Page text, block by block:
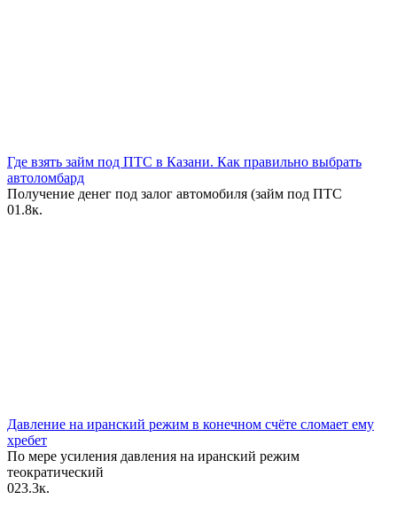
Где взять займ под ПТС в Казани. Как правильно выбрать
автоломбард
Получение денег под залог автомобиля (займ под ПТС
01.8к.
Давление на иранский режим в конечном счёте сломает ему
хребет
По мере усиления давления на иранский режим
теократический
023.3к.